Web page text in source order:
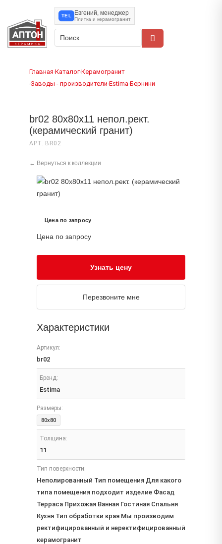
TEL Евгений, менеджер
Плитка и керамогранит
Главная›Каталог›Керамогранит
›Заводы - производители›Estima›Бернини
br02 80x80x11 непол.рект.
(керамический гранит)
АРТ. BR02
← Вернуться к коллекции
Цена по запросу
Цена по запросу
Узнать цену
Перезвоните мне
Характеристики
Артикул:
br02
Бренд:
Estima
Размеры:
80x80
Толщина:
11
Тип поверхности:
Неполированный Тип помещения Для какого
типа помещения подходит изделие Фасад
Терраса Прихожая Ванная Гостиная Спальня
Кухня Тип обработки края Мы производим
ректифицированный и неректифицированный
керамогранит